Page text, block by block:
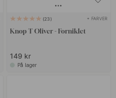
23 + FARVER
Knop T Oliver - Forniklet
149 kr
På lager